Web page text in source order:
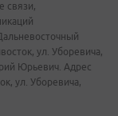
связи,
ул. Уборевича,
Юрьевич. Адрес
ул. Уборевича,